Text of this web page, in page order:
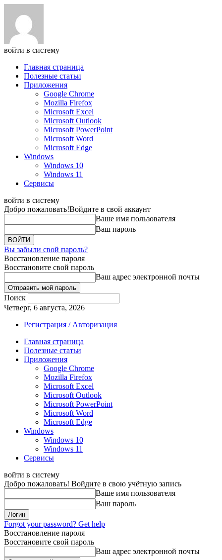
войти в систему
Главная страница
Полезные статьи
Приложения
Google Chrome
Mozilla Firefox
Microsoft Excel
Microsoft Outlook
Microsoft PowerPoint
Microsoft Word
Microsoft Edge
Windows
Windows 10
Windows 11
Сервисы
войти в систему
Добро пожаловать!Войдите в свой аккаунт
Ваше имя пользователя
Ваш пароль
Вы забыли свой пароль?
Восстановление пароля
Восстановите свой пароль
Ваш адрес электронной почты
Поиск
Четверг, 6 августа, 2026
Регистрация / Авторизация
Главная страница
Полезные статьи
Приложения
Google Chrome
Mozilla Firefox
Microsoft Excel
Microsoft Outlook
Microsoft PowerPoint
Microsoft Word
Microsoft Edge
Windows
Windows 10
Windows 11
Сервисы
войти в систему
Добро пожаловать! Войдите в свою учётную запись
Ваше имя пользователя
Ваш пароль
Forgot your password? Get help
Восстановление пароля
Восстановите свой пароль
Ваш адрес электронной почты